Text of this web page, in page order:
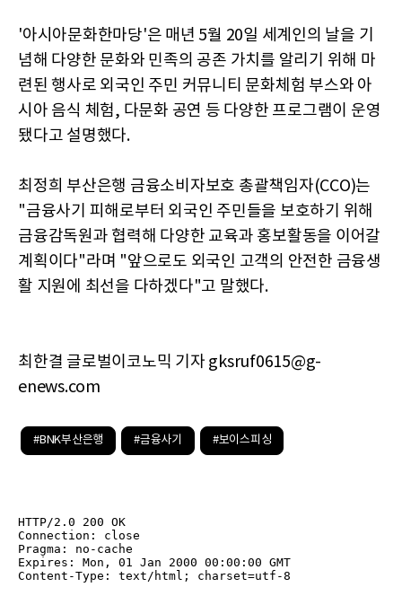
'아시아문화한마당'은 매년 5월 20일 세계인의 날을 기
념해 다양한 문화와 민족의 공존 가치를 알리기 위해 마
련된 행사로 외국인 주민 커뮤니티 문화체험 부스와 아
시아 음식 체험, 다문화 공연 등 다양한 프로그램이 운영
됐다고 설명했다.
최정희 부산은행 금융소비자보호 총괄책임자(CCO)는
"금융사기 피해로부터 외국인 주민들을 보호하기 위해
금융감독원과 협력해 다양한 교육과 홍보활동을 이어갈
계획이다"라며 "앞으로도 외국인 고객의 안전한 금융생
활 지원에 최선을 다하겠다"고 말했다.
최한결 글로벌이코노믹 기자 gksruf0615@g-
enews.com
#BNK부산은행 #금융사기 #보이스피싱